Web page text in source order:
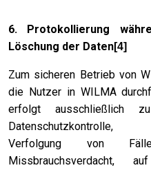
6. Protokollierung
Löschung der Daten[4]
Zum sicheren Betrieb von
die Nutzer in WILMA
erfolgt ausschließlich
Datenschutzkontrolle,
Verfolgung von
Missbrauchsverdacht,